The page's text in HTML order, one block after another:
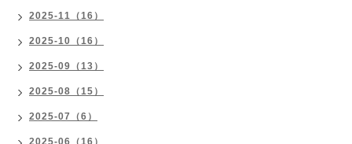
2025-11（16）
2025-10（16）
2025-09（13）
2025-08（15）
2025-07（6）
2025-06（16）